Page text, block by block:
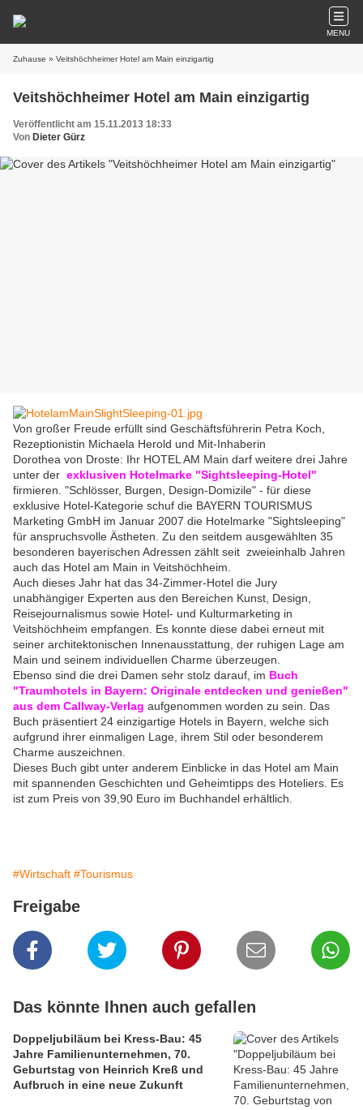
MENU
Zuhause » Veitshöchheimer Hotel am Main einzigartig
Veitshöchheimer Hotel am Main einzigartig
Veröffentlicht am 15.11.2013 18:33
Von Dieter Gürz
Von großer Freude erfüllt sind Geschäftsführerin Petra Koch,
Rezeptionistin Michaela Herold und Mit-Inhaberin
Dorothea von Droste: Ihr HOTEL AM Main darf weitere drei Jahre
unter der exklusiven Hotelmarke "Sightsleeping-Hotel"
firmieren. "Schlösser, Burgen, Design-Domizile" - für diese
exklusive Hotel-Kategorie schuf die BAYERN TOURISMUS
Marketing GmbH im Januar 2007 die Hotelmarke "Sightsleeping"
für anspruchsvolle Ästheten. Zu den seitdem ausgewählten 35
besonderen bayerischen Adressen zählt seit zweieinhalb Jahren
auch das Hotel am Main in Veitshöchheim.
Auch dieses Jahr hat das 34-Zimmer-Hotel die Jury
unabhängiger Experten aus den Bereichen Kunst, Design,
Reisejournalismus sowie Hotel- und Kulturmarketing in
Veitshöchheim empfangen. Es konnte diese dabei erneut mit
seiner architektonischen Innenausstattung, der ruhigen Lage am
Main und seinem individuellen Charme überzeugen.
Ebenso sind die drei Damen sehr stolz darauf, im Buch
"Traumhotels in Bayern: Originale entdecken und genießen"
aus dem Callway-Verlag aufgenommen worden zu sein. Das
Buch präsentiert 24 einzigartige Hotels in Bayern, welche sich
aufgrund ihrer einmaligen Lage, ihrem Stil oder besonderem
Charme auszeichnen.
Dieses Buch gibt unter anderem Einblicke in das Hotel am Main
mit spannenden Geschichten und Geheimtipps des Hoteliers. Es
ist zum Preis von 39,90 Euro im Buchhandel erhältlich.
#Wirtschaft #Tourismus
Freigabe
Das könnte Ihnen auch gefallen
Doppeljubiläum bei Kress-Bau: 45
Jahre Familienunternehmen, 70.
Geburtstag von Heinrich Kreß und
Aufbruch in eine neue Zukunft